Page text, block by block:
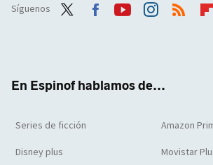
Síguenos
En Espinof hablamos de...
Series de ficción Amazon
Disney plus Movistar